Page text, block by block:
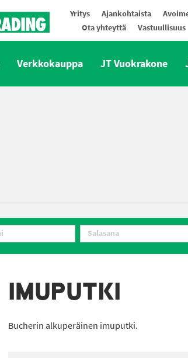
Yritys Ajankohtaista
Ota yhteyttä
Vastuullisuus
Verkkokauppa JT Vuokrakone
IMUPUTKI
Bucherin alkuperäinen imuputki.